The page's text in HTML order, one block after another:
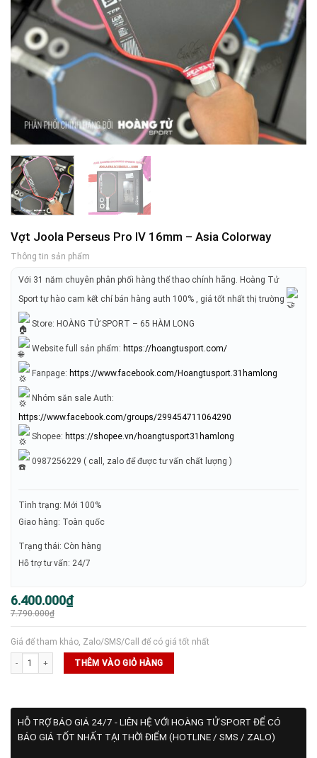
Vợt Joola Perseus Pro IV 16mm – Asia Colorway
Thông tin sản phẩm
Với 31 năm chuyên phân phối hàng thể thao chính hãng. Hoàng Tử
Sport tự hào cam kết chỉ bán hàng auth 100% , giá tốt nhất thị trường
Store: HOÀNG TỬ SPORT – 65 HÀM LONG
Website full sản phẩm: https://hoangtusport.com/
Fanpage: https://www.facebook.com/Hoangtusport.31hamlong
Nhóm săn sale Auth:
https://www.facebook.com/groups/299454711064290
Shopee: https://shopee.vn/hoangtusport31hamlong
0987256229 ( call, zalo để được tư vấn chất lượng )
Tình trạng: Mới 100%
Giao hàng: Toàn quốc
Trạng thái: Còn hàng
Hỗ trợ tư vấn: 24/7
7.790.000₫
Giá
gốc
là:
6.400.000₫
Giá
hiện
tại
Giá để tham khảo, Zalo/SMS/Call để có giá tốt nhất
Vợt Joola Perseus Pro IV 16mm - Asia Colorway số lượng
THÊM VÀO GIỎ HÀNG
HỖ TRỢ BÁO GIÁ 24/7 - LIÊN HỆ VỚI HOÀNG TỬ SPORT ĐỂ CÓ
BÁO GIÁ TỐT NHẤT TẠI THỜI ĐIỂM (HOTLINE / SMS / ZALO)